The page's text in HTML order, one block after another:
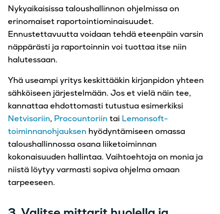
Nykyaikaisissa taloushallinnon ohjelmissa on
erinomaiset raportointiominaisuudet.
Ennustettavuutta voidaan tehdä eteenpäin varsin
näppärästi ja raportoinnin voi tuottaa itse niin
halutessaan.
Yhä useampi yritys keskittääkin kirjanpidon yhteen
sähköiseen järjestelmään. Jos et vielä näin tee,
kannattaa ehdottomasti tutustua esimerkiksi
Netvisoriin, Procountoriin tai Lemonsoft-
toiminnanohjauksen hyödyntämiseen omassa
taloushallinnossa osana liiketoiminnan
kokonaisuuden hallintaa. Vaihtoehtoja on monia ja
niistä löytyy varmasti sopiva ohjelma omaan
tarpeeseen.